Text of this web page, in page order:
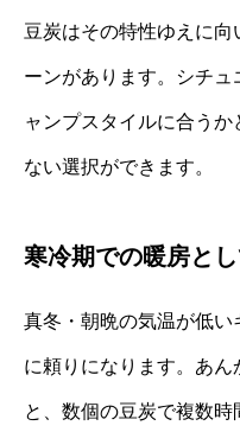
豆炭はその特性ゆえに
ーンがあります。シチ
ャンプスタイルに合う
ない選択ができます。
寒冷期での暖房と
真冬・朝晩の気温が低い
に頼りになります。あ
と、数個の豆炭で複数